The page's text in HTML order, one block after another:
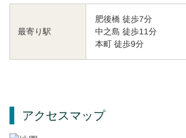
最寄り駅
肥後橋 徒歩7分
中之島 徒歩11分
本町 徒歩9分
アクセスマップ